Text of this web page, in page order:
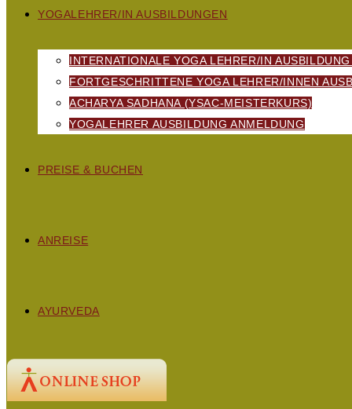
YOGALEHRER/IN AUSBILDUNGEN
INTERNATIONALE YOGA LEHRER/IN
FORTGESCHRITTENE YOGA LEHRER/INNEN
ACHARYA SADHANA (YSAC-MEISTERKURS)
YOGALEHRER AUSBILDUNG ANMELDUNG
PREISE & BUCHEN
ANREISE
AYURVEDA